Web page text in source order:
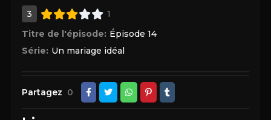
3
1
Titre de l'épisode: Épisode 14
Série: Un mariage idéal
Partagez 0